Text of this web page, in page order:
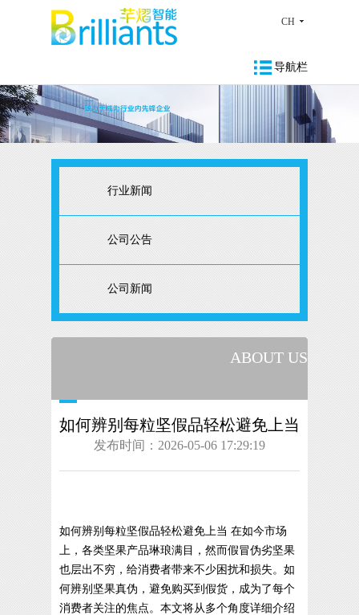
导航栏
CH
行业新闻
公司公告
公司新闻
ABOUT US
如何辨别每粒坚假品轻松避免上当
发布时间：2026-05-06 17:29:19
如何辨别每粒坚假品轻松避免上当 在如今市场
上，各类坚果产品琳琅满目，然而假冒伪劣坚果
也层出不穷，给消费者带来不少困扰和损失。如
何辨别坚果真伪，避免购买到假货，成为了每个
消费者关注的焦点。本文将从多个角度详细介绍